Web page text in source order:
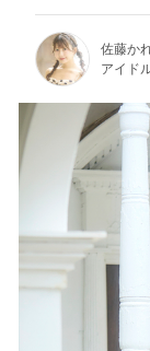
佐藤か
アイド